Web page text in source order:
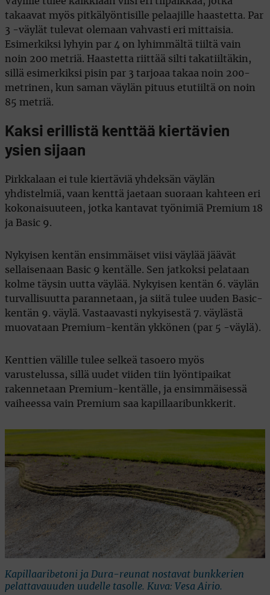
takaavat myös pitkälyöntisille pelaajille haastetta. Par
3 -väylät tulevat olemaan vahvasti eri mittaisia.
Esimerkiksi lyhyin par 4 on lyhimmältä tiiltä vain
noin 200 metriä. Haastetta riittää silti takatiiltäkin,
sillä esimerkiksi pisin par 3 tarjoaa takaa noin 200-
metrinen, kun saman väylän pituus etutiiltä on noin
85 metriä.
Kaksi erillistä kenttää kiertävien
ysien sijaan
Pirkkalaan ei tule kiertäviä yhdeksän väylän
yhdistelmiä, vaan kenttä jaetaan suoraan kahteen eri
kokonaisuuteen, jotka kantavat työnimiä Premium 18
ja Basic 9.
Nykyisen kentän ensimmäiset viisi väylää jäävät
sellaisenaan Basic 9 kentälle. Sen jatkoksi pelataan
kolme täysin uutta väylää. Nykyisen kentän 6. väylän
turvallisuutta parannetaan, ja siitä tulee uuden Basic-
kentän 9. väylä. Vastaavasti nykyisestä 7. väylästä
muovataan Premium-kentän ykkönen (par 5 -väylä).
Kenttien välille tulee selkeä tasoero myös
varustelussa, sillä uudet viiden tiin lyöntipaikat
rakennetaan Premium-kentälle, ja ensimmäisessä
vaiheessa vain Premium saa kapillaaribunkkerit.
Kapillaaribetoni ja Dura-reunat nostavat bunkkerien
pelattavauuden uudelle tasolle. Kuva: Vesa Airio.